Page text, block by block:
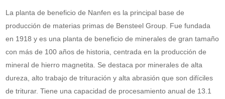
La planta de beneficio de Nanfen es la principal base de
producción de materias primas de Bensteel Group. Fue fundada
en 1918 y es una planta de beneficio de minerales de gran tamaño
con más de 100 años de historia, centrada en la producción de
mineral de hierro magnetita. Se destaca por minerales de alta
dureza, alto trabajo de trituración y alta abrasión que son difíciles
de triturar. Tiene una capacidad de procesamiento anual de 13.1